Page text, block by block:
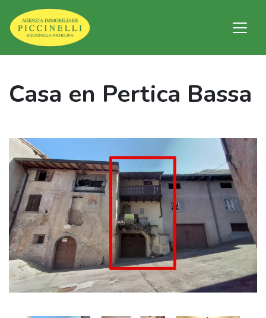
Casa en Pertica Bassa